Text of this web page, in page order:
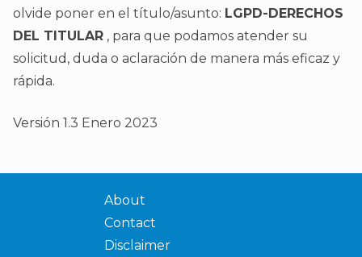
olvide poner en el título/asunto: LGPD-DERECHOS
DEL TITULAR , para que podamos atender su
solicitud, duda o aclaración de manera más eficaz y
rápida.
Versión 1.3 Enero 2023
About
Contact
Disclaimer